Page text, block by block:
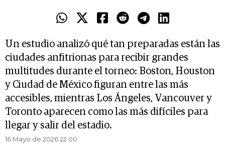
Un estudio analizó qué tan preparadas están las
ciudades anfitrionas para recibir grandes
multitudes durante el torneo: Boston, Houston
y Ciudad de México figuran entre las más
accesibles, mientras Los Ángeles, Vancouver y
Toronto aparecen como las más difíciles para
llegar y salir del estadio.
16 Mayo de 2026 22.00